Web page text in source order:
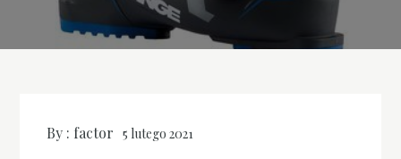
By : factor 5 lutego 2021